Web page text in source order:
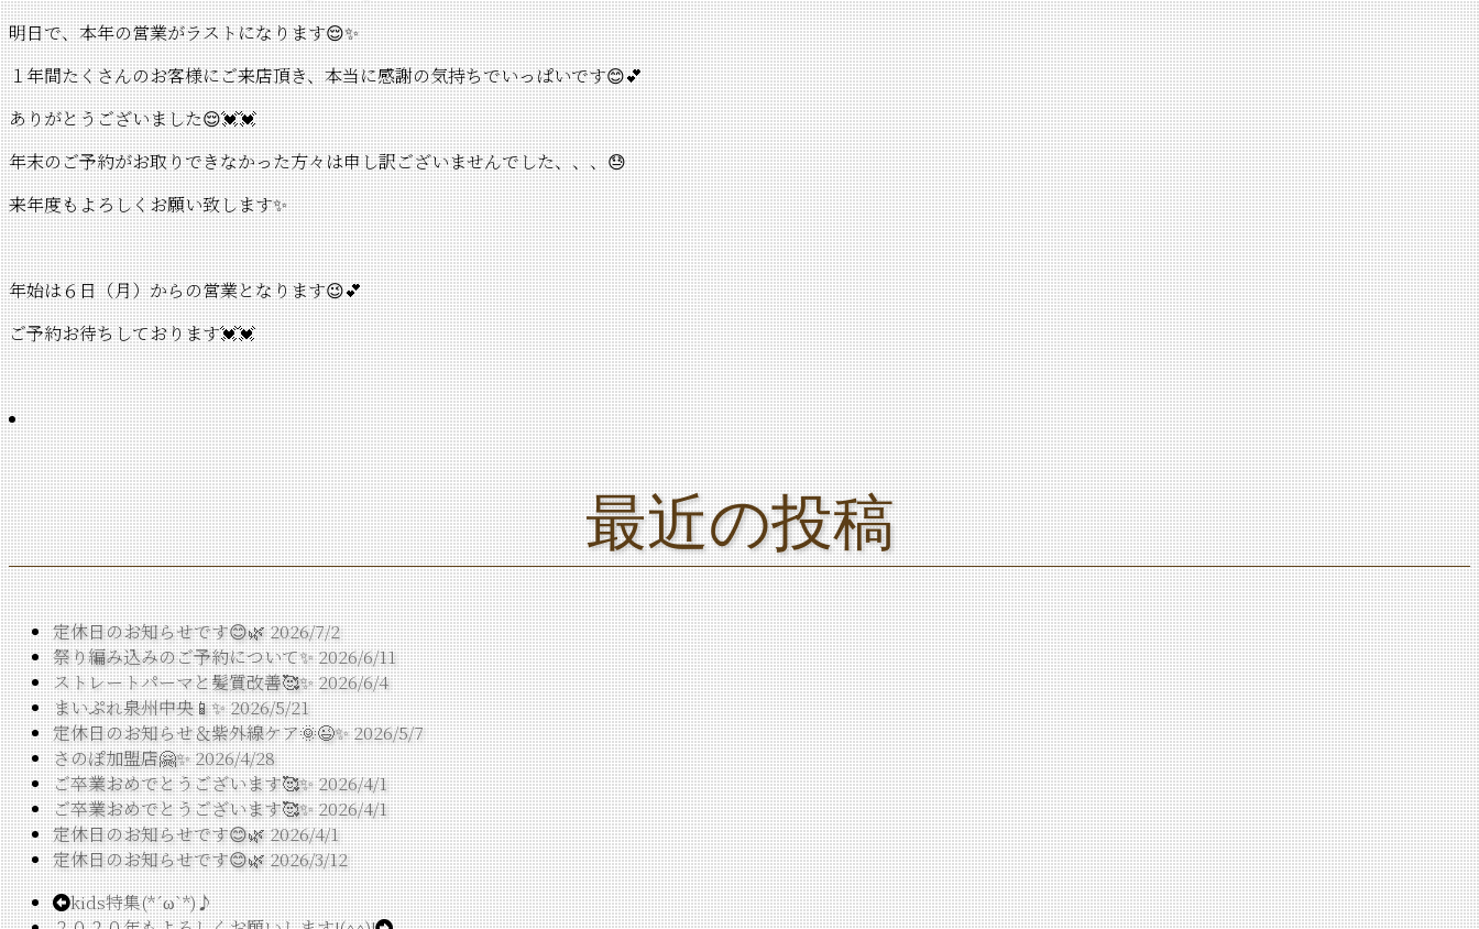
明日で、本年の営業がラストになります😌✨
１年間たくさんのお客様にご来店頂き、本当に感謝の気持ちでいっぱいです😊💕
ありがとうございました😌💓💓
年末のご予約がお取りできなかった方々は申し訳ございませんでした、、、😓
来年度もよろしくお願い致します✨
年始は６日（月）からの営業となります😉💕
ご予約お待ちしております💓💓
最近の投稿
定休日のお知らせです😊🌿 2026/7/2
祭り編み込みのご予約について✨2026/6/11
ストレートパーマと髪質改善🥰✨2026/6/4
まいぷれ泉州中央📱✨ 2026/5/21
定休日のお知らせ＆紫外線ケア🌞😉✨ 2026/5/7
さのぽ加盟店🤗✨ 2026/4/28
ご卒業おめでとうございます🥰✨2026/4/1
ご卒業おめでとうございます🥰✨2026/4/1
定休日のお知らせです😊🌿 2026/4/1
定休日のお知らせです😊🌿 2026/3/12
kids特集(*´ω`*)♪